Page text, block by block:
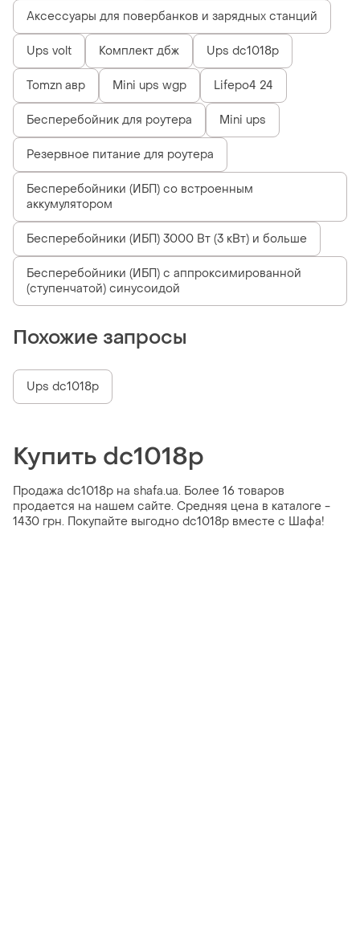
Аксессуары для повербанков и зарядных станций
Ups volt Комплект дбж Ups dc1018p
Tomzn авр Mini ups wgp Lifepo4 24
Бесперебойник для роутера Mini ups
Резервное питание для роутера
Бесперебойники (ИБП) со встроенным
аккумулятором
Бесперебойники (ИБП) 3000 Вт (3 кВт) и больше
Бесперебойники (ИБП) с аппроксимированной
(ступенчатой) синусоидой
Похожие запросы
Ups dc1018p
Купить dc1018p
Продажа dc1018p на shafa.ua. Более 16 товаров
продается на нашем сайте. Средняя цена в каталоге -
1430 грн. Покупайте выгодно dc1018p вместе с Шафа!